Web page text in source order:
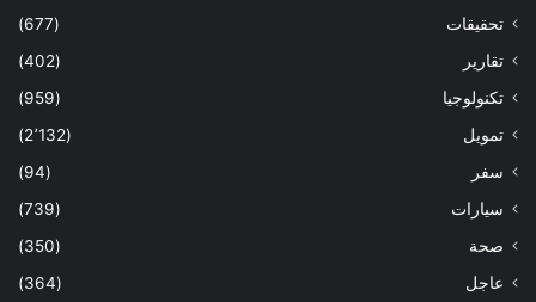
تحقيقات
(677)
تقارير
(402)
تكنولوجيا
(959)
تمويل
(2٬132)
سفر
(94)
سيارات
(739)
صحة
(350)
عاجل
(364)